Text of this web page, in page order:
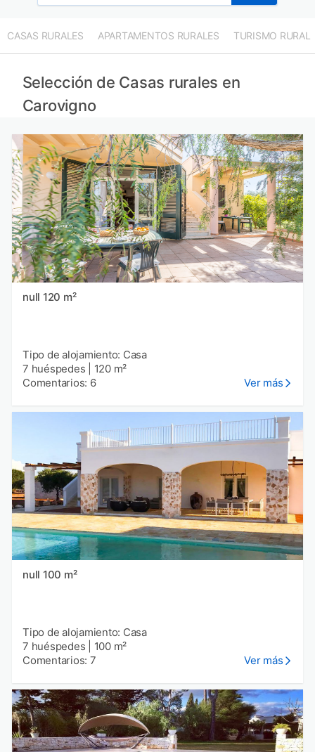
CASAS RURALES APARTAMENTOS RURALES TURISMO RURAL
Selección de Casas rurales en
Carovigno
null 120 m²
Tipo de alojamiento: Casa
7 huéspedes
120 m²
Comentarios: 6
Ver más
null 100 m²
Tipo de alojamiento: Casa
7 huéspedes
100 m²
Comentarios: 7
Ver más